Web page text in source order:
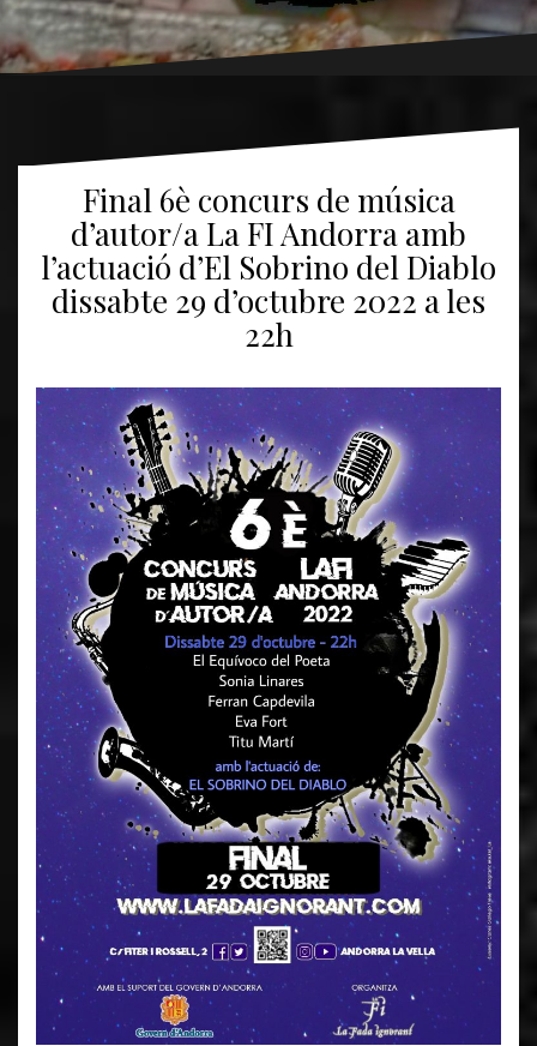
Final 6è concurs de música
d’autor/a La FI Andorra amb
l’actuació d’El Sobrino del Diablo
dissabte 29 d’octubre 2022 a les
22h